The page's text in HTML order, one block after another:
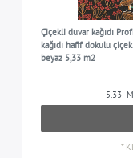
Çiçekli duvar kağıdı
kağıdı hafif dokulu
beyaz 5,33 m2
5.33
*